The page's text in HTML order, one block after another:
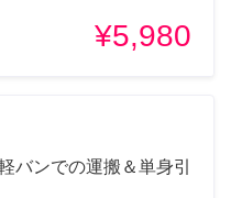
¥5,980
ンでの運搬＆単身引